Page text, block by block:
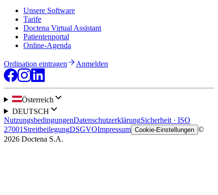
Unsere Software
Tarife
Doctena Virtual Assistant
Patientenportal
Online-Agenda
Ordination eintragen Anmelden
Österreich
DEUTSCH
NutzungsbedingungenDatenschutzerklärungSicherheit · ISO
27001 StreitbeilegungDSGVOImpressum Cookie-Einstellungen ©
2026 Doctena S.A.